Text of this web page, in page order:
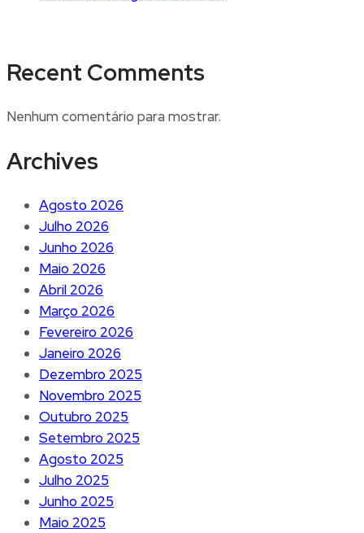
Recent Comments
Nenhum comentário para mostrar.
Archives
Agosto 2026
Julho 2026
Junho 2026
Maio 2026
Abril 2026
Março 2026
Fevereiro 2026
Janeiro 2026
Dezembro 2025
Novembro 2025
Outubro 2025
Setembro 2025
Agosto 2025
Julho 2025
Junho 2025
Maio 2025